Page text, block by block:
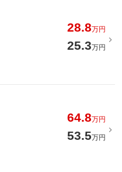
28.8万円
25.3万円
64.8万円
53.5万円